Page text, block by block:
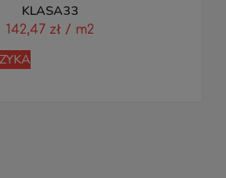
KLASA33
142,47 zł / m2